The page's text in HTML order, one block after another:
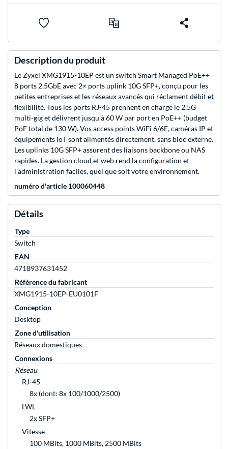
Description du produit
Le Zyxel XMG1915-10EP est un switch Smart Managed PoE++
8 ports 2.5GbE avec 2× ports uplink 10G SFP+, conçu pour les
petites entreprises et les réseaux avancés qui réclament débit et
flexibilité. Tous les ports RJ-45 prennent en charge le 2.5G
multi-gig et délivrent jusqu'à 60 W par port en PoE++ (budget
PoE total de 130 W). Vos access points WiFi 6/6E, caméras IP et
équipements IoT sont alimentés directement, sans bloc externe.
Les uplinks 10G SFP+ assurent des liaisons backbone ou NAS
rapides. La gestion cloud et web rend la configuration et
l'administration faciles, quel que soit votre environnement.
numéro d'article 100060448
Détails
Type
Switch
EAN
4718937631452
Référence du fabricant
XMG1915-10EP-EU0101F
Conception
Desktop
Zone d'utilisation
Réseaux domestiques
Connexions
Réseau
RJ-45
8x (dont: 8x 100/1000/2500)
LWL
2x SFP+
Vitesse
100 MBits, 1000 MBits, 2500 MBits